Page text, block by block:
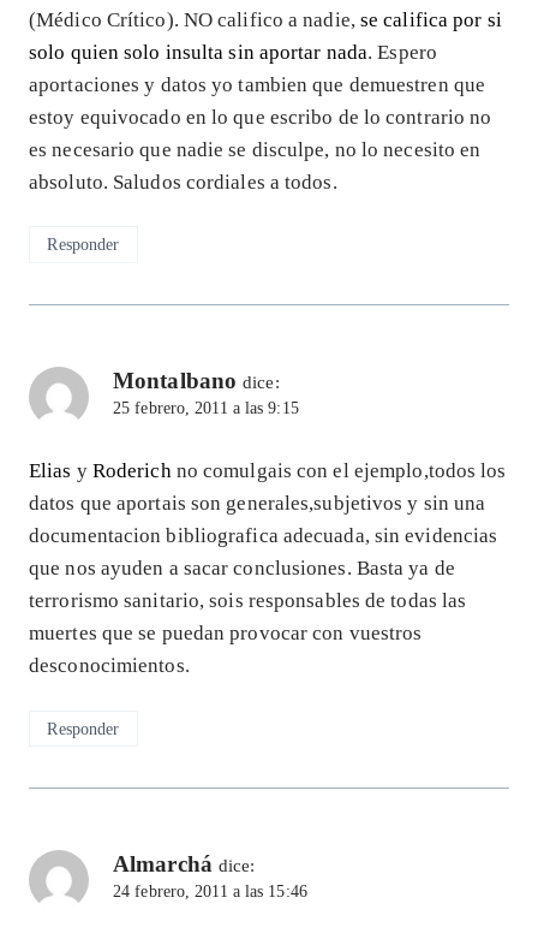
(Médico Crítico). NO califico a nadie, se califica por si
solo quien solo insulta sin aportar nada. Espero
aportaciones y datos yo tambien que demuestren que
estoy equivocado en lo que escribo de lo contrario no
es necesario que nadie se disculpe, no lo necesito en
absoluto. Saludos cordiales a todos.
Responder
Montalbano dice:
25 febrero, 2011 a las 9:15
Elias y Roderich no comulgais con el ejemplo,todos los
datos que aportais son generales,subjetivos y sin una
documentacion bibliografica adecuada, sin evidencias
que nos ayuden a sacar conclusiones. Basta ya de
terrorismo sanitario, sois responsables de todas las
muertes que se puedan provocar con vuestros
desconocimientos.
Responder
Almarchá dice:
24 febrero, 2011 a las 15:46